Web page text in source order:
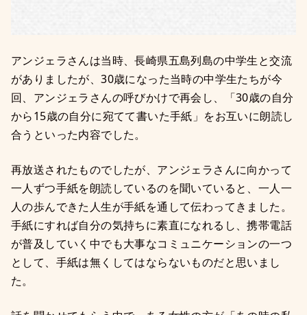
アンジェラさんは当時、長崎県五島列島の中学生と交流
がありましたが、30歳になった当時の中学生たちが今
回、アンジェラさんの呼びかけで再会し、「30歳の自分
から15歳の自分に宛てて書いた手紙」をお互いに朗読し
合うといった内容でした。
再放送されたものでしたが、アンジェラさんに向かって
一人ずつ手紙を朗読しているのを聞いていると、一人一
人の歩んできた人生が手紙を通して伝わってきました。
手紙にすれば自分の気持ちに素直になれるし、携帯電話
が普及していく中でも大事なコミュニケーションの一つ
として、手紙は無くしてはならないものだと思いまし
た。